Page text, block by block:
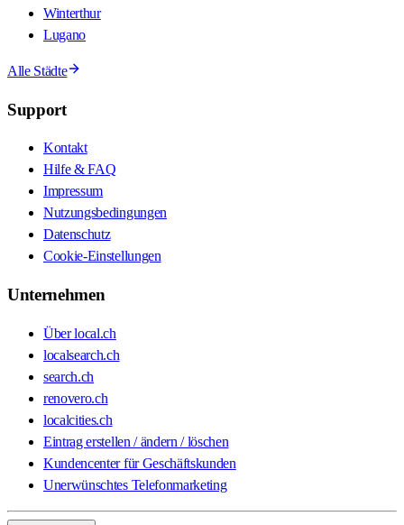
Winterthur
Lugano
Alle Städte
Support
Kontakt
Hilfe & FAQ
Impressum
Nutzungsbedingungen
Datenschutz
Cookie-Einstellungen
Unternehmen
Über local.ch
localsearch.ch
search.ch
renovero.ch
localcities.ch
Eintrag erstellen / ändern / löschen
Kundencenter für Geschäftskunden
Unerwünschtes Telefonmarketing